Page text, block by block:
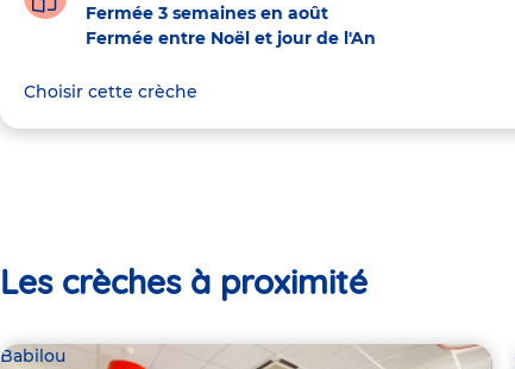
Fermée 3 semaines en août
Fermée entre Noël et jour de l'An
Choisir cette crèche
Les crèches à proximité
Babilou